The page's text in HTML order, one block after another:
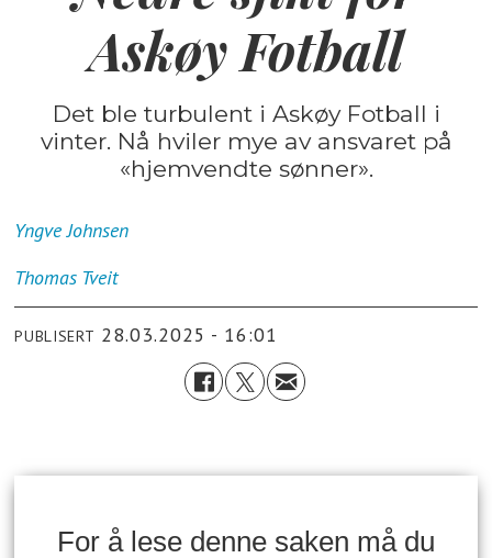
Askøy Fotball
Det ble turbulent i Askøy Fotball i
vinter. Nå hviler mye av ansvaret på
«hjemvendte sønner».
Yngve Johnsen
Thomas Tveit
PUBLISERT 28.03.2025 - 16:01
For å lese denne saken må du